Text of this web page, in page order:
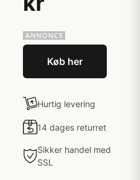
Køb her
Hurtig levering
14 dages returret
Sikker handel med
SSL